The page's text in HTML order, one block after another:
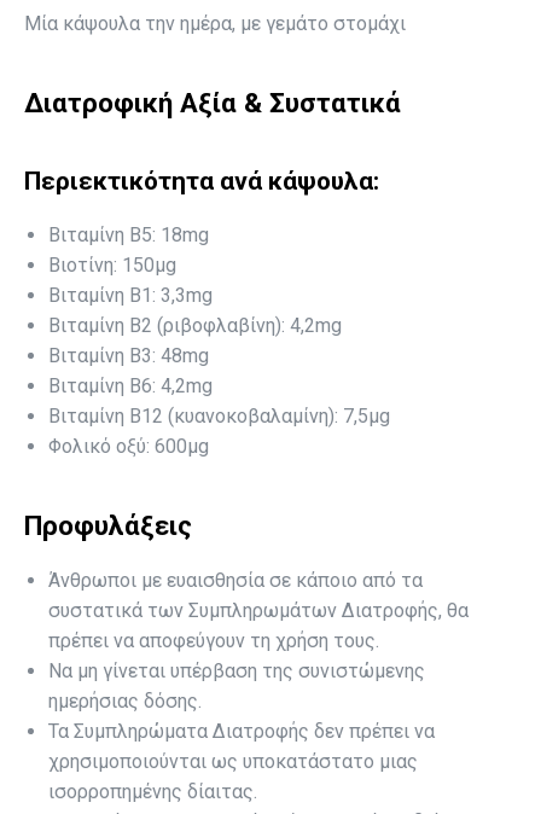
Μία κάψουλα την ημέρα, με γεμάτο στομάχι
Διατροφική Αξία & Συστατικά
Περιεκτικότητα ανά κάψουλα:
Βιταμίνη Β5: 18mg
Βιοτίνη: 150μg
Βιταμίνη Β1: 3,3mg
Βιταμίνη Β2 (ριβοφλαβίνη): 4,2mg
Βιταμίνη Β3: 48mg
Βιταμίνη Β6: 4,2mg
Βιταμίνη Β12 (κυανοκοβαλαμίνη): 7,5μg
Φολικό οξύ: 600μg
Προφυλάξεις
Άνθρωποι με ευαισθησία σε κάποιο από τα
συστατικά των Συμπληρωμάτων Διατροφής, θα
πρέπει να αποφεύγουν τη χρήση τους.
Να μη γίνεται υπέρβαση της συνιστώμενης
ημερήσιας δόσης.
Τα Συμπληρώματα Διατροφής δεν πρέπει να
χρησιμοποιούνται ως υποκατάστατο μιας
ισορροπημένης δίαιτας.